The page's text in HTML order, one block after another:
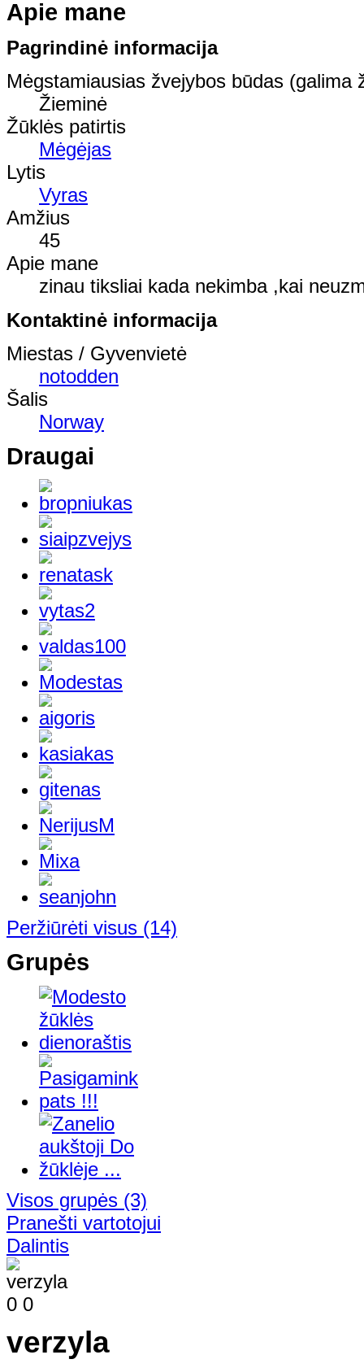
Apie mane
Pagrindinė informacija
Mėgstamiausias žvejybos būdas (galima
Žieminė
Žūklės patirtis
Mėgėjas
Lytis
Vyras
Amžius
45
Apie mane
zinau tiksliai kada nekimba ,kai
Kontaktinė informacija
Miestas / Gyvenvietė
notodden
Šalis
Norway
Draugai
Peržiūrėti visus (14)
Grupės
Visos grupės (3)
Pranešti vartotojui
Dalintis
0 0
verzyla